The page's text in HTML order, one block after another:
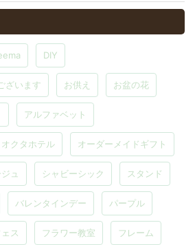
DIY
ざいます お供え お盆の花
アルファベット
オクタホテル オーダーメイドギフト
ュ シャビーシック スタンド
バレンタインデー パープル
ス フラワー教室 フレーム